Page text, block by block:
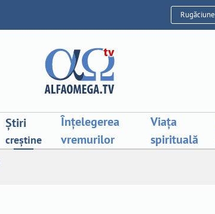
Rugăciune
Știri
creștine
Înțelegerea
vremurilor
Viața
spirituală